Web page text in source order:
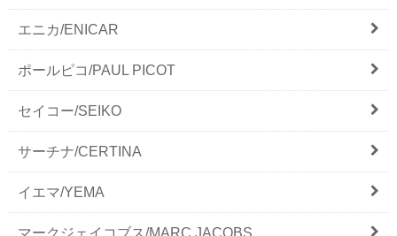
エニカ/ENICAR
ポールピコ/PAUL PICOT
セイコー/SEIKO
サーチナ/CERTINA
イエマ/YEMA
マークジェイコブス/MARC JACOBS